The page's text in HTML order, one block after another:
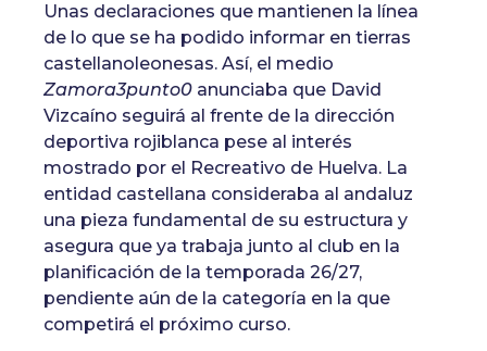
Unas declaraciones que mantienen la línea
de lo que se ha podido informar en tierras
castellanoleonesas. Así, el medio
Zamora3punto0 anunciaba que David
Vizcaíno seguirá al frente de la dirección
deportiva rojiblanca pese al interés
mostrado por el Recreativo de Huelva. La
entidad castellana consideraba al andaluz
una pieza fundamental de su estructura y
asegura que ya trabaja junto al club en la
planificación de la temporada 26/27,
pendiente aún de la categoría en la que
competirá el próximo curso.